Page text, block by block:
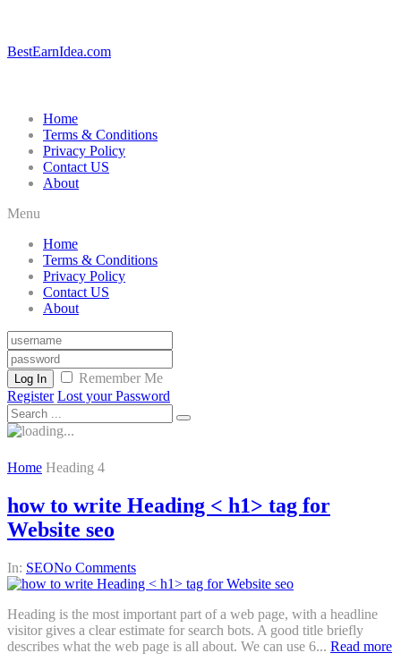
BestEarnIdea.com
Home
Terms & Conditions
Privacy Policy
Contact US
About
Menu
Home
Terms & Conditions
Privacy Policy
Contact US
About
Log In
Remember Me
Register Lost your Password
Home Heading 4
how to write Heading < h1> tag for
Website seo
In: SEONo Comments
Heading is the most important part of a web page, with a headline
visitor gives a clear estimate for search bots. A good title briefly
describes what the web page is all about. We can use 6... Read more